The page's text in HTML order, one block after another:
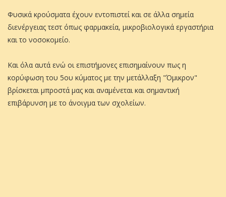
Φυσικά κρούσματα έχουν εντοπιστεί και σε άλλα σημεία
διενέργειας τεστ όπως φαρμακεία, μικροβιολογικά εργαστήρια
και το νοσοκομείο.
Και όλα αυτά ενώ οι επιστήμονες επισημαίνουν πως η
κορύφωση του 5ου κύματος με την μετάλλαξη "Όμικρον"
βρίσκεται μπροστά μας και αναμένεται και σημαντική
επιβάρυνση με το άνοιγμα των σχολείων.